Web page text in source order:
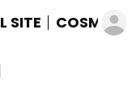
SITE│COSMIC